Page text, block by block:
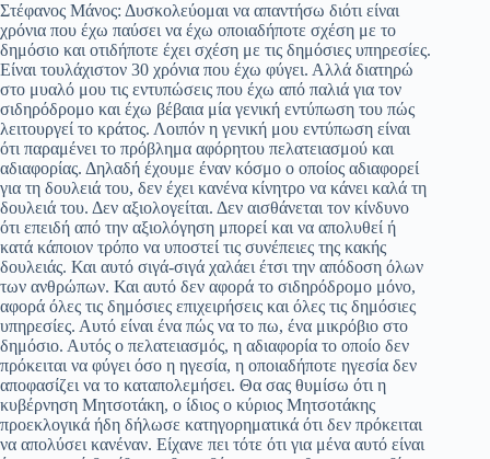
Στέφανος Μάνος: Δυσκολεύομαι να απαντήσω διότι είναι
χρόνια που έχω παύσει να έχω οποιαδήποτε σχέση με το
δημόσιο και οτιδήποτε έχει σχέση με τις δημόσιες υπηρεσίες.
Είναι τουλάχιστον 30 χρόνια που έχω φύγει. Αλλά διατηρώ
στο μυαλό μου τις εντυπώσεις που έχω από παλιά για τον
σιδηρόδρομο και έχω βέβαια μία γενική εντύπωση του πώς
λειτουργεί το κράτος. Λοιπόν η γενική μου εντύπωση είναι
ότι παραμένει το πρόβλημα αφόρητου πελατειασμού και
αδιαφορίας. Δηλαδή έχουμε έναν κόσμο ο οποίος αδιαφορεί
για τη δουλειά του, δεν έχει κανένα κίνητρο να κάνει καλά τη
δουλειά του. Δεν αξιολογείται. Δεν αισθάνεται τον κίνδυνο
ότι επειδή από την αξιολόγηση μπορεί και να απολυθεί ή
κατά κάποιον τρόπο να υποστεί τις συνέπειες της κακής
δουλειάς. Και αυτό σιγά-σιγά χαλάει έτσι την απόδοση όλων
των ανθρώπων. Και αυτό δεν αφορά το σιδηρόδρομο μόνο,
αφορά όλες τις δημόσιες επιχειρήσεις και όλες τις δημόσιες
υπηρεσίες. Αυτό είναι ένα πώς να το πω, ένα μικρόβιο στο
δημόσιο. Αυτός ο πελατειασμός, η αδιαφορία το οποίο δεν
πρόκειται να φύγει όσο η ηγεσία, η οποιαδήποτε ηγεσία δεν
αποφασίζει να το καταπολεμήσει. Θα σας θυμίσω ότι η
κυβέρνηση Μητσοτάκη, ο ίδιος ο κύριος Μητσοτάκης
προεκλογικά ήδη δήλωσε κατηγορηματικά ότι δεν πρόκειται
να απολύσει κανέναν. Είχανε πει τότε ότι για μένα αυτό είναι